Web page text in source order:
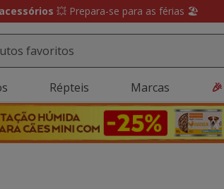
💥 Prepara-se para as férias 🏖️
Répteis Marcas